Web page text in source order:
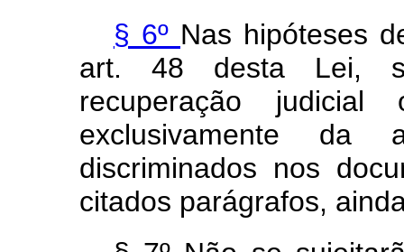
§ 6º Nas hipóteses
art. 48 desta Lei,
recuperação
exclusivamente da
discriminados nos
citados parágrafos,